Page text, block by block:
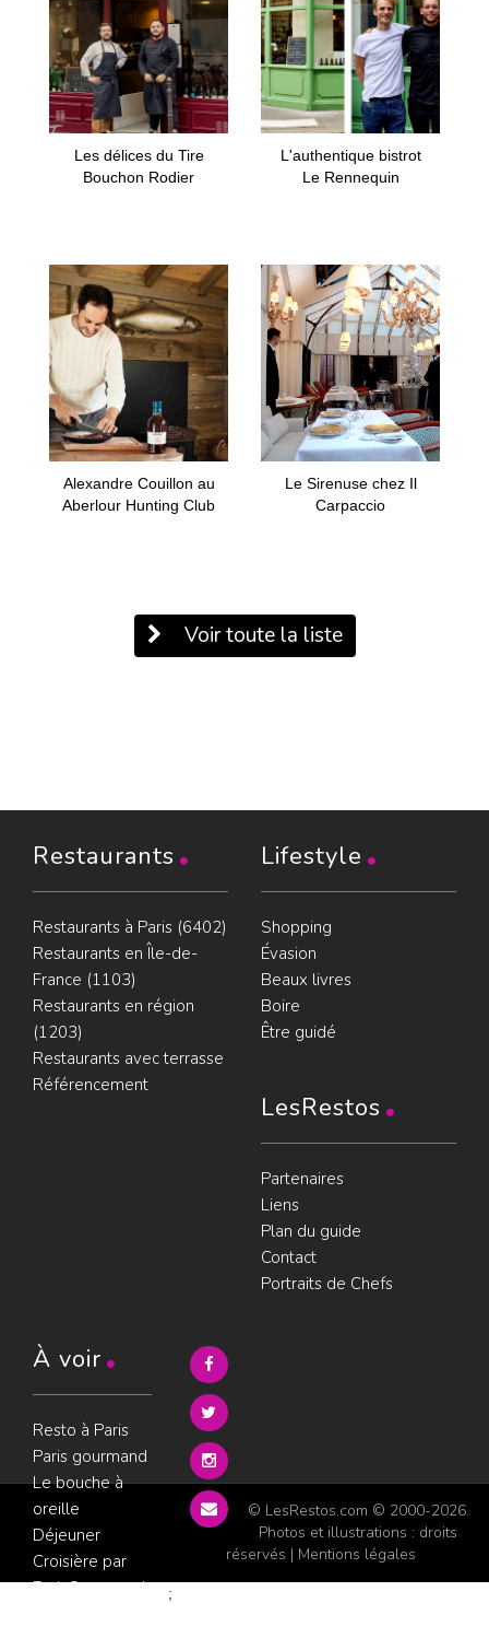
Les délices du Tire
Bouchon Rodier
L'authentique bistrot
Le Rennequin
Alexandre Couillon au
Aberlour Hunting Club
Le Sirenuse chez Il
Carpaccio
Voir toute la liste
Restaurants
Restaurants à Paris (6402)
Restaurants en Île-de-
France (1103)
Restaurants en région
(1203)
Restaurants avec terrasse
Référencement
Lifestyle
Shopping
Évasion
Beaux livres
Boire
Être guidé
LesRestos
Partenaires
Liens
Plan du guide
Contact
Portraits de Chefs
À voir
Resto à Paris
Paris gourmand
Le bouche à
oreille
Déjeuner
Croisière par
ParisGourmand
© LesRestos.com © 2000-2026.
Photos et illustrations : droits
réservés | Mentions légales
;